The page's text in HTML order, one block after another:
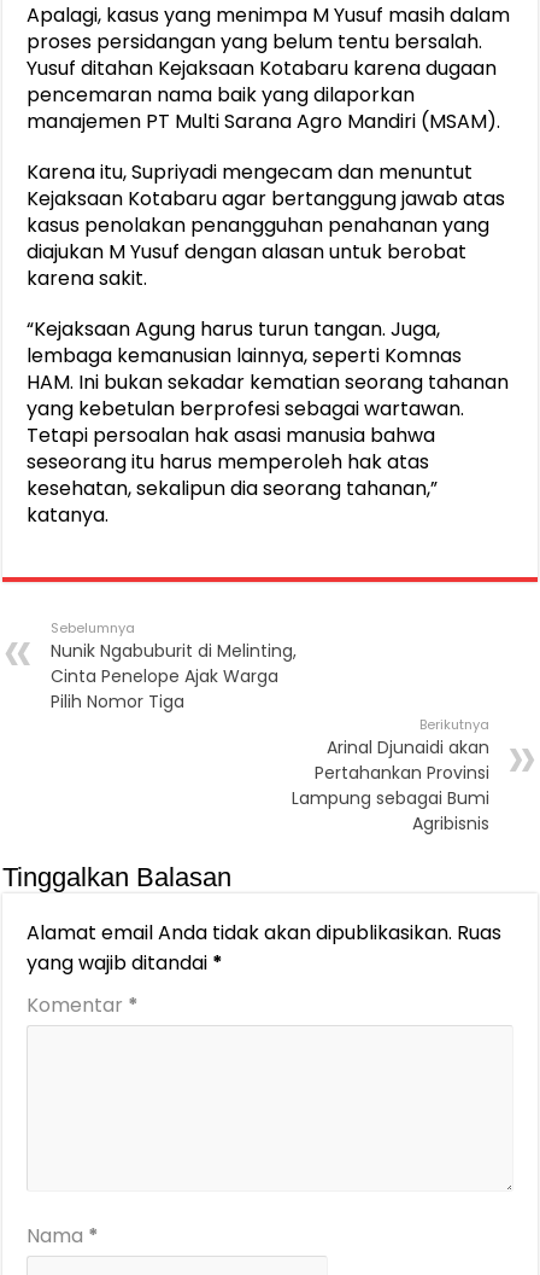
Apalagi, kasus yang menimpa M Yusuf masih dalam
proses persidangan yang belum tentu bersalah.
Yusuf ditahan Kejaksaan Kotabaru karena dugaan
pencemaran nama baik yang dilaporkan
manajemen PT Multi Sarana Agro Mandiri (MSAM).
Karena itu, Supriyadi mengecam dan menuntut
Kejaksaan Kotabaru agar bertanggung jawab atas
kasus penolakan penangguhan penahanan yang
diajukan M Yusuf dengan alasan untuk berobat
karena sakit.
“Kejaksaan Agung harus turun tangan. Juga,
lembaga kemanusian lainnya, seperti Komnas
HAM. Ini bukan sekadar kematian seorang tahanan
yang kebetulan berprofesi sebagai wartawan.
Tetapi persoalan hak asasi manusia bahwa
seseorang itu harus memperoleh hak atas
kesehatan, sekalipun dia seorang tahanan,”
katanya.
Sebelumnya
Nunik Ngabuburit di Melinting,
Cinta Penelope Ajak Warga
Pilih Nomor Tiga
Berikutnya
Arinal Djunaidi akan
Pertahankan Provinsi
Lampung sebagai Bumi
Agribisnis
Tinggalkan Balasan
Alamat email Anda tidak akan dipublikasikan. Ruas
yang wajib ditandai *
Komentar *
Nama *